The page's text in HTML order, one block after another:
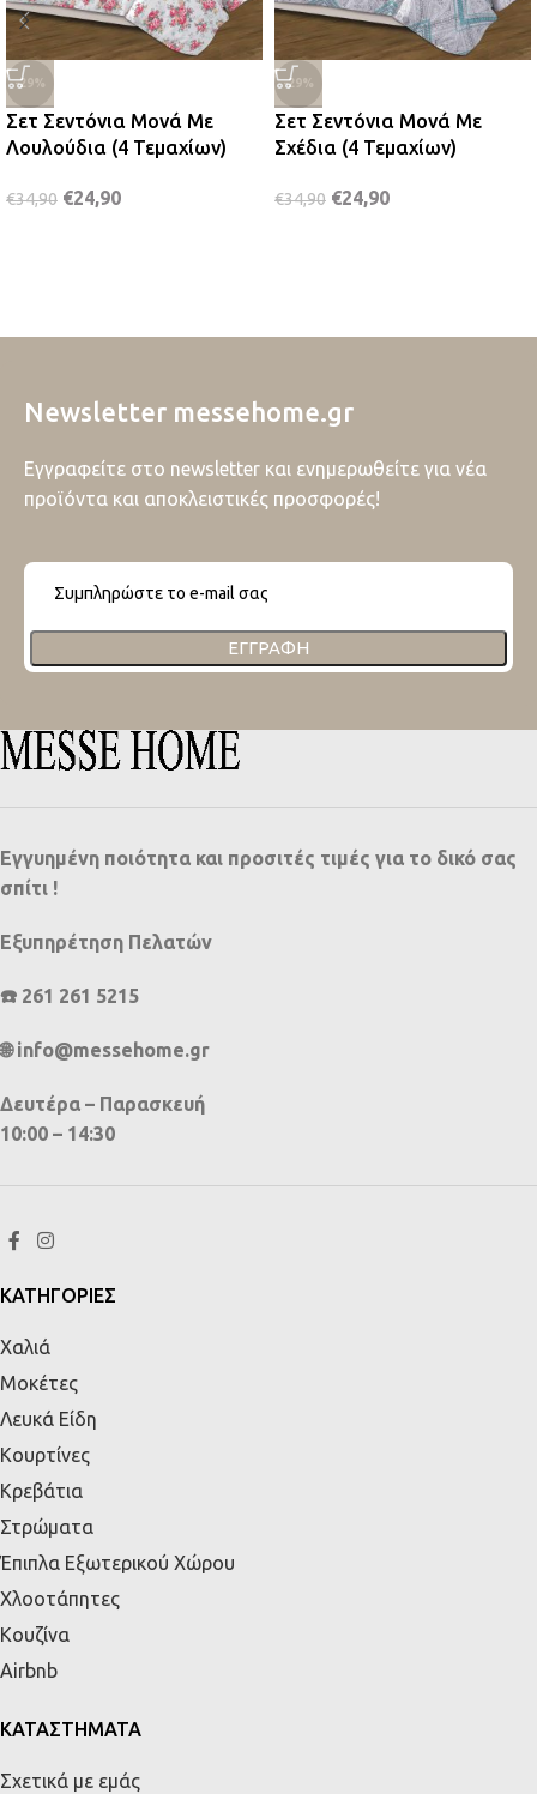
-29%
Σετ Σεντόνια Μονά Με
Λουλούδια (4 Τεμαχίων)
€34,90 €24,90
-29%
Σετ Σεντόνια Μονά Με
Σχέδια (4 Τεμαχίων)
€34,90 €24,90
Newsletter messehome.gr
Εγγραφείτε στο newsletter και ενημερωθείτε για νέα
προϊόντα και αποκλειστικές προσφορές!
ΕΓΓΡΑΦΉ
Εγγυημένη ποιότητα και προσιτές τιμές για το δικό σας
σπίτι !
Εξυπηρέτηση Πελατών
☎️ 261 261 5215
🌐 info@messehome.gr
Δευτέρα – Παρασκευή
10:00 – 14:30
ΚΑΤΗΓΟΡΙΕΣ
Χαλιά
Μοκέτες
Λευκά Είδη
Κουρτίνες
Κρεβάτια
Στρώματα
Έπιπλα Εξωτερικού Χώρου
Χλοοτάπητες
Κουζίνα
Airbnb
ΚΑΤΑΣΤΗΜΑΤΑ
Σχετικά με εμάς